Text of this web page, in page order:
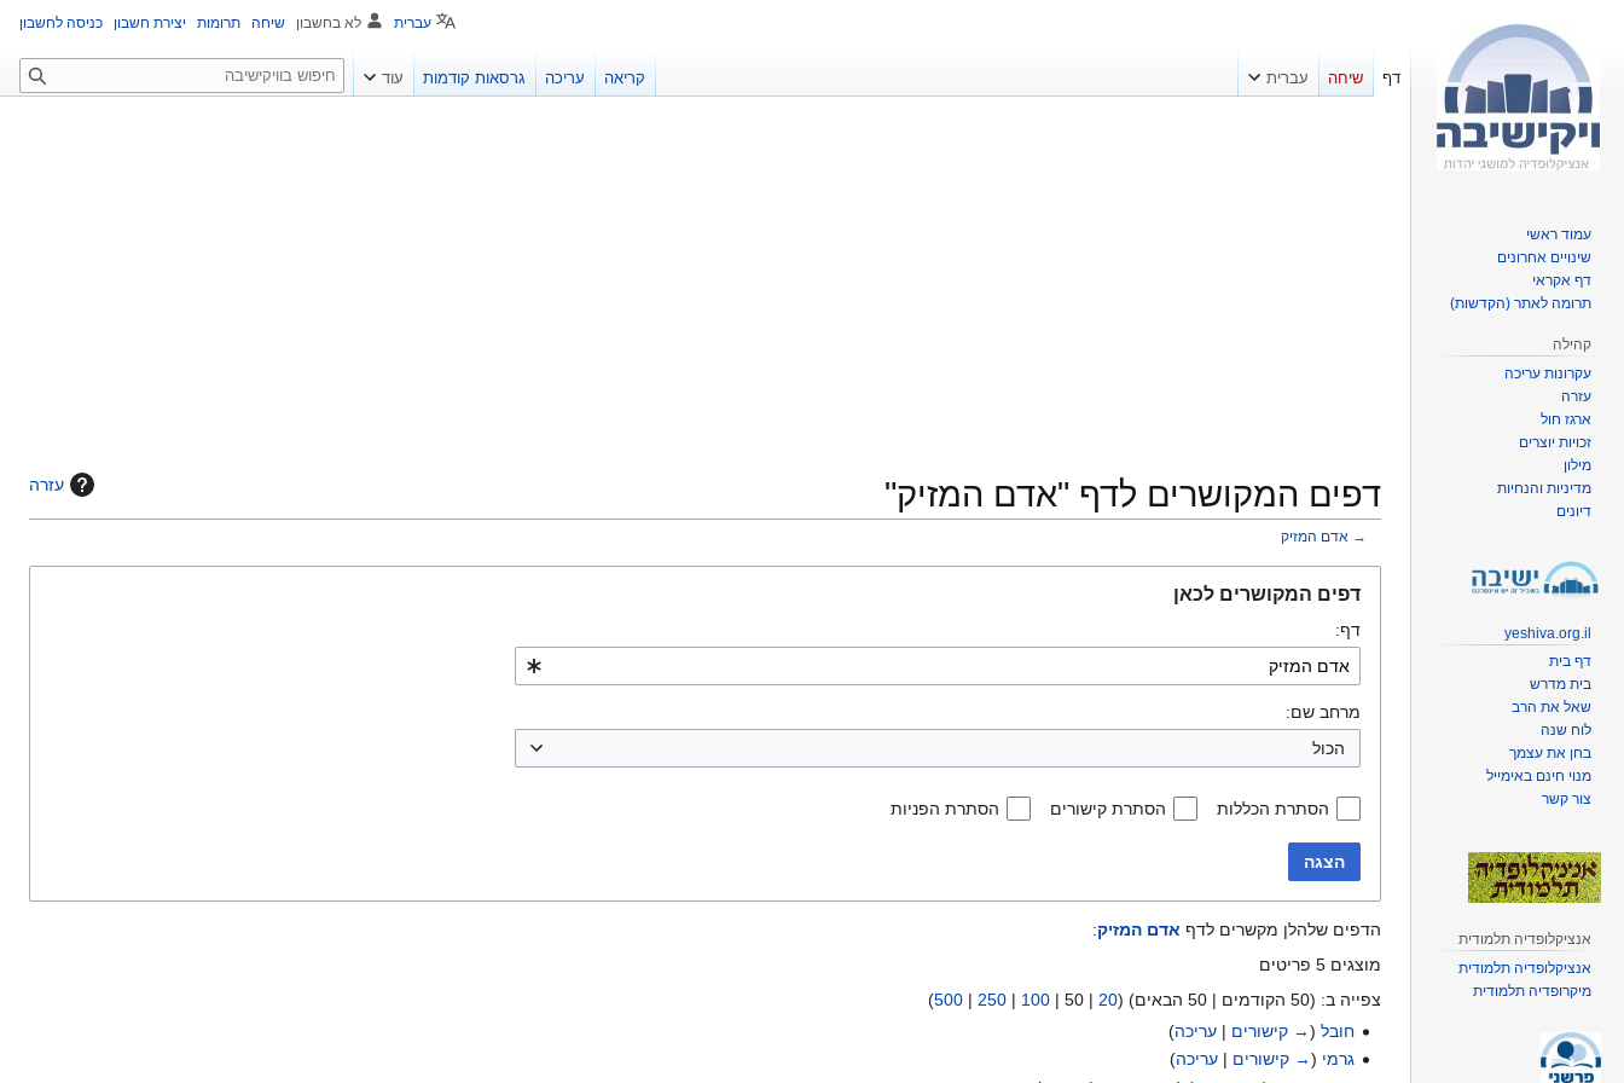
עזרה דפים המקושרים לדף "אדם המזיק"
→ אדם המזיק
לניווט
לחיפוש
דפים המקושרים לכאן
דף:
מרחב שם:
הכול
הסתרת הכללות הסתרת קישורים הסתרת הפניות
הצגה
הדפים שלהלן מקשרים לדף אדם המזיק:
מוצגים 5 פריטים
צפייה ב: (50 הקודמים | 50 הבאים ) (
20
|
50
|
100
|
250
|
500
)
חובל (→ קישורים |עריכה)
גרמי (→ קישורים |עריכה)
עברית לא בחשבון שיחה תרומות יצירת חשבון כניסה לחשבון
דף שיחה עברית קריאה עריכה גרסאות קודמות עוד
ח
י
עמוד ראשי
שינויים אחרונים
דף אקראי
תרומה לאתר (הקדשות)
קהילה
עקרונות עריכה
עזרה
ארגז חול
זכויות יוצרים
מילון
מדיניות והנחיות
דיונים
yeshiva.org.il
דף בית
בית מדרש
שאל את הרב
לוח שנה
בחן את עצמך
מנוי חינם באימייל
צור קשר
אנציקלופדיה תלמודית
אנציקלופדיה תלמודית
מיקרופדיה תלמודית